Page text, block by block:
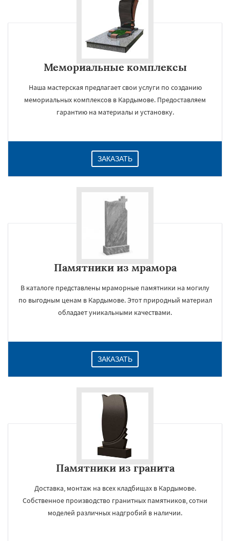
Мемориальные комплексы
Наша мастерская предлагает свои услуги по созданию
мемориальных комплексов в Кардымове. Предоставляем
гарантию на материалы и установку.
ЗАКАЗАТЬ
Памятники из мрамора
В каталоге представлены мраморные памятники на могилу
по выгодным ценам в Кардымове. Этот природный материал
обладает уникальными качествами.
ЗАКАЗАТЬ
Памятники из гранита
Доставка, монтаж на всех кладбищах в Кардымове.
Собственное производство гранитных памятников, сотни
моделей различных надгробий в наличии.